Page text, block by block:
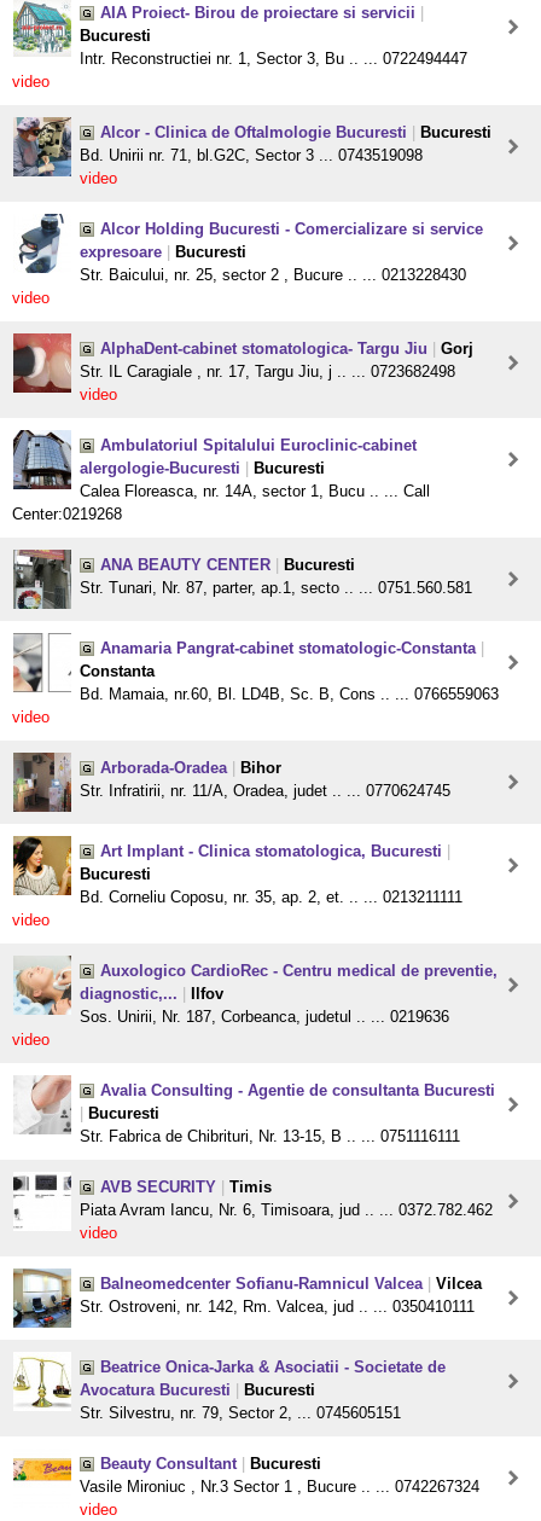
AIA Proiect- Birou de proiectare si servicii
Bucuresti
Intr. Reconstructiei nr. 1, Sector 3, Bu .. ... 0722494447
video
Alcor - Clinica de Oftalmologie Bucuresti
Bucuresti
Bd. Unirii nr. 71, bl.G2C, Sector 3 ... 0743519098
video
Alcor Holding Bucuresti - Comercializare si service
expresoare
Bucuresti
Str. Baicului, nr. 25, sector 2 , Bucure .. ... 0213228430
video
AlphaDent-cabinet stomatologica- Targu Jiu
Gorj
Str. IL Caragiale , nr. 17, Targu Jiu, j .. ... 0723682498
video
Ambulatoriul Spitalului Euroclinic-cabinet
alergologie-Bucuresti
Bucuresti
Calea Floreasca, nr. 14A, sector 1, Bucu .. ... Call
Center:0219268
ANA BEAUTY CENTER
Bucuresti
Str. Tunari, Nr. 87, parter, ap.1, secto .. ... 0751.560.581
Anamaria Pangrat-cabinet stomatologic-Constanta
Constanta
Bd. Mamaia, nr.60, Bl. LD4B, Sc. B, Cons .. ... 0766559063
video
Arborada-Oradea
Bihor
Str. Infratirii, nr. 11/A, Oradea, judet .. ... 0770624745
Art Implant - Clinica stomatologica, Bucuresti
Bucuresti
Bd. Corneliu Coposu, nr. 35, ap. 2, et. .. ... 0213211111
video
Auxologico CardioRec - Centru medical de preventie,
diagnostic,...
Ilfov
Sos. Unirii, Nr. 187, Corbeanca, judetul .. ... 0219636
video
Avalia Consulting - Agentie de consultanta Bucuresti
Bucuresti
Str. Fabrica de Chibrituri, Nr. 13-15, B .. ... 0751116111
AVB SECURITY
Timis
Piata Avram Iancu, Nr. 6, Timisoara, jud .. ... 0372.782.462
video
Balneomedcenter Sofianu-Ramnicul Valcea
Vilcea
Str. Ostroveni, nr. 142, Rm. Valcea, jud .. ... 0350410111
Beatrice Onica-Jarka & Asociatii - Societate de
Avocatura Bucuresti
Bucuresti
Str. Silvestru, nr. 79, Sector 2, ... 0745605151
Beauty Consultant
Bucuresti
Vasile Mironiuc , Nr.3 Sector 1 , Bucure .. ... 0742267324
video